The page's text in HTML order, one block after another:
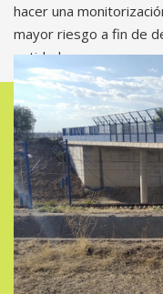
hacer una
mayor riesgo a fin de
entidad.